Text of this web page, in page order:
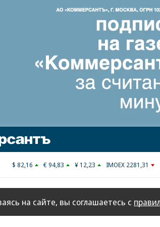
$ 82,16 € 94,83 ¥ 12,23 IMOEX 2281,31
на сайте, вы соглашаетесь с